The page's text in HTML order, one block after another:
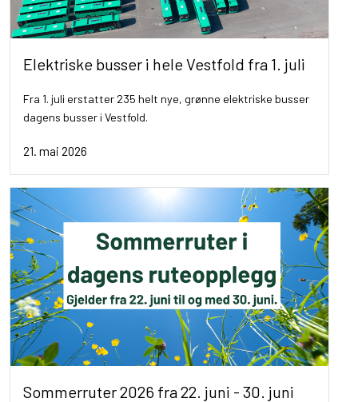
Elektriske busser i hele Vestfold fra 1. juli
Fra 1. juli erstatter 235 helt nye, grønne elektriske busser
dagens busser i Vestfold.
21. mai 2026
Sommerruter 2026 fra 22. juni - 30. juni